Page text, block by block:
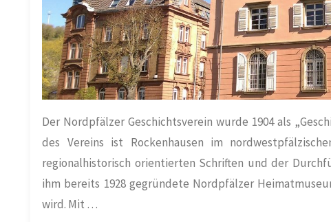
Schulklassen
des
„Haus
des
–
Der Nordpfälzer Geschichtsverein wurde 1904 als
des Vereins ist Rockenhausen im
regionalhistorisch orientierten Schriften und der
ihm bereits 1928 gegründete Nordpfälzer
wird. Mit …